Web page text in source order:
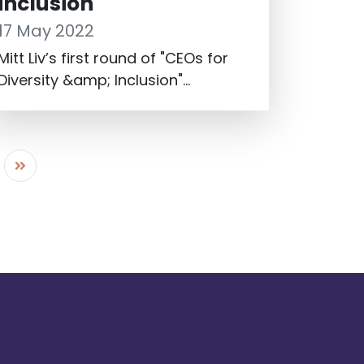
May 2022
Liv’s first round of "CEOs for
&amp; Inclusion"
companies that were represented.
Eight CEOs per year are getting the
PwC Sweden, DNB Sweden,